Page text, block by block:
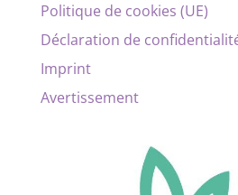
Politique de cookies (UE)
Déclaration de
Imprint
Avertissement